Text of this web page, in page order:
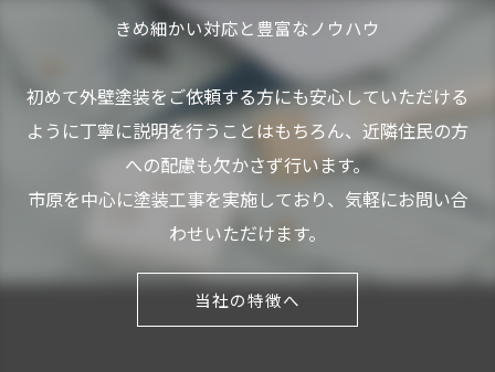
きめ細かい対応と豊富なノウハウ
初めて外壁塗装をご依頼する方にも安心していただける
ように丁寧に説明を行うことはもちろん、近隣住民の方
への配慮も欠かさず行います。
市原を中心に塗装工事を実施しており、気軽にお問い合
わせいただけます。
当社の特徴へ